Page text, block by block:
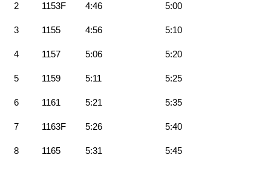
2 1153F 4:46 5:00
3 1155 4:56 5:10
4 1157 5:06 5:20
5 1159 5:11 5:25
6 1161 5:21 5:35
7 1163F 5:26 5:40
8 1165 5:31 5:45